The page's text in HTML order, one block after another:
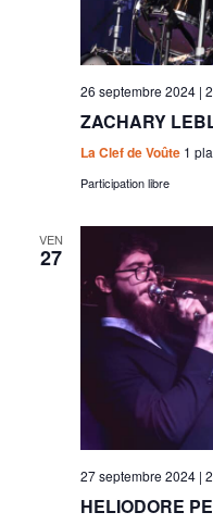
26 septembre 2024 |
ZACHARY
La Clef de Voûte 1
Participation libre
VEN
27
27 septembre 2024 |
HELIODORE